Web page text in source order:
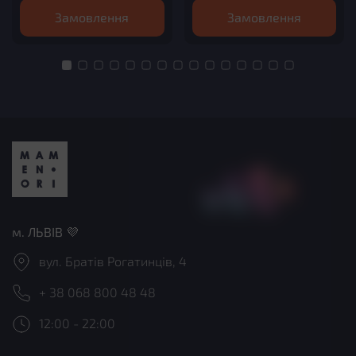
тунця
Замовлення
чилі-олією, соусом цезар,
унагі та фурікаке - для
насиченого смаку й
Замовлення
м. ЛЬВІВ 💜
вул. Братів Рогатинців, 4
+ 38 068 800 48 48
12:00 - 22:00